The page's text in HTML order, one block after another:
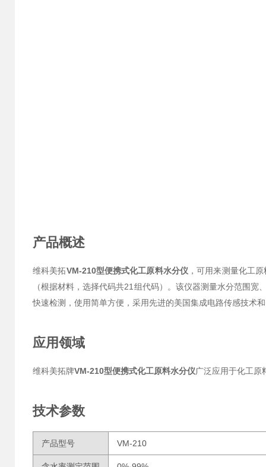
产品概述
维科美拓VM-210型便携式化工原料水分仪 ，可用来测量化工
（根据材料，选择代码共21组代码）。该仪器测量水分范围
快速检测，使用简单方便，采用先进的美国集成电路传感技术
应用领域
维科美拓牌VM-210型便携式化工原料水分仪广泛应用于化工原
技术参数
产品型号 VM-210